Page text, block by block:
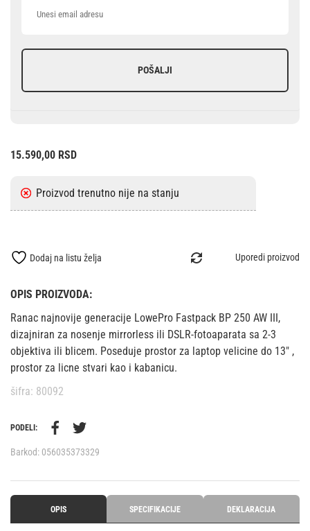
15.590,00 RSD
POŠALJI
OPIS PROIZVODA:
Ranac najnovije generacije LowePro Fastpack BP 250 AW III,
dizajniran za nosenje mirrorless ili DSLR-fotoaparata sa 2-3
objektiva ili blicem. Poseduje prostor za laptop velicine do 13″ ,
prostor za licne stvari kao i kabanicu.
šifra: 80092
Dodaj na listu želja Uporedi proizvod
PODELI:
Barkod: 056035373329
OPIS SPECIFIKACIJE DEKLARACIJA